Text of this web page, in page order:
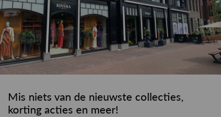
Mis niets van de nieuwste collecties,
korting acties en meer!